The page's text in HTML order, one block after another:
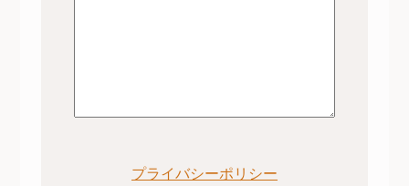
プライバシーポリシー